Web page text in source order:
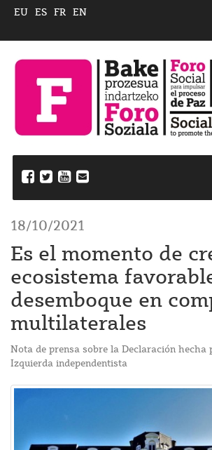
EU ES FR EN
18/10/2021
Es el momento de
ecosistema
desemboque en
multilaterales
Nota de prensa sobre la Declaración
Izquierda independentista